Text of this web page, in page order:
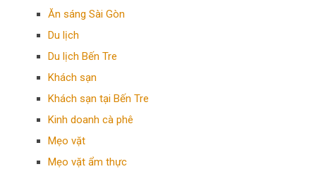
Ăn sáng Sài Gòn
Du lịch
Du lịch Bến Tre
Khách sạn
Khách sạn tại Bến Tre
Kinh doanh cà phê
Mẹo vặt
Mẹo vặt ẩm thực